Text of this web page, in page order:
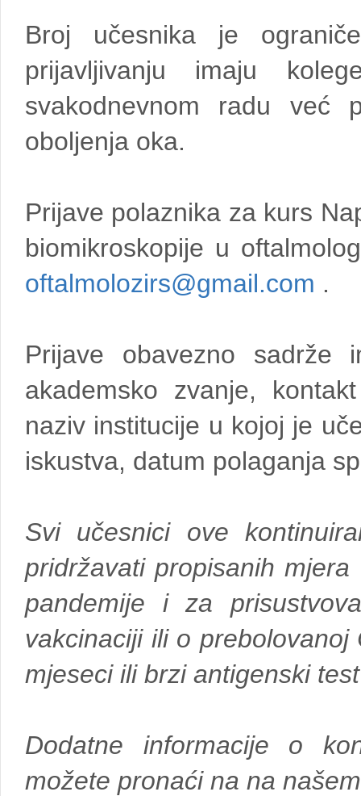
Broj učesnika je
prijavljivanju imaju
svakodnevnom radu već
oboljenja oka.
Prijave polaznika za kurs
biomikroskopije u
oftalmolozirs@gmail.com .
Prijave obavezno
akademsko zvanje,
naziv institucije u kojoj je
iskustva, datum polaganja
Svi učesnici ove
pridržavati propisanih
pandemije i za
vakcinaciji ili o
mjeseci ili brzi antigenski
Dodatne informacije o
možete pronaći na na